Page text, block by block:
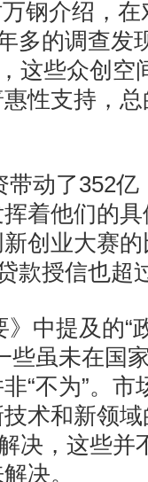
钢介绍，在
多的调查发
这些众创空
性支持，
动了352亿
着他们的
创业大赛
款授信也超
中提及的“
些虽未在国
“不为”。市
术和新领
决，这些并
决。